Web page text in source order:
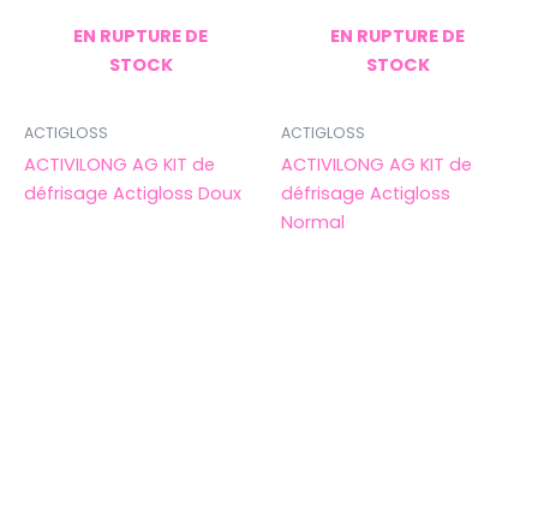
EN RUPTURE DE
STOCK
ACTIGLOSS
ACTIVILONG AG KIT de
défrisage Actigloss Doux
EN RUPTURE DE
STOCK
ACTIGLOSS
ACTIVILONG AG KIT de
défrisage Actigloss
Normal